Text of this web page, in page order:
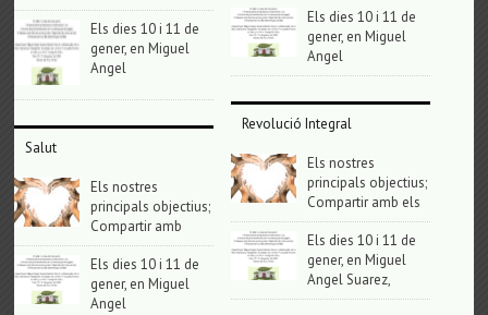
Els dies 10 i 11 de
gener, en Miguel
Angel
Salut
Els nostres
principals objectius;
Compartir amb
Els dies 10 i 11 de
gener, en Miguel
Angel
Els dies 10 i 11 de
gener, en Miguel
Angel
Revolució Integral
Els nostres
principals objectius;
Compartir amb els
Els dies 10 i 11 de
gener, en Miguel
Angel Suarez,